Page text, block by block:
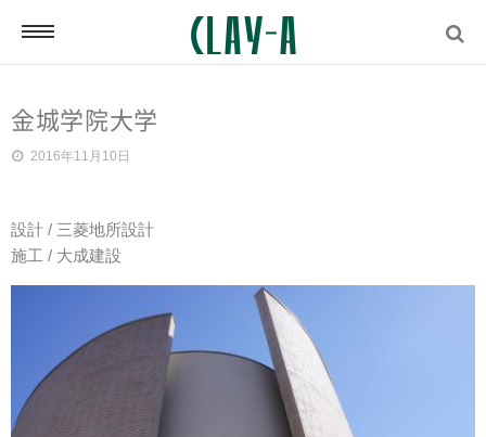
株式会社クレアタイル
納入事例
コンクリート加工・塗装
Concrete Wall
金城学院大学
2016年11月10日
設計 / 三菱地所設計
施工 / 大成建設